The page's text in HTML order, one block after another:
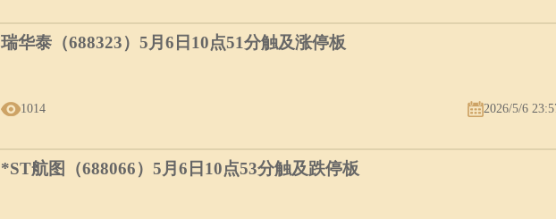
瑞华泰（688323）5月6日10点51分触及涨停板
1014 2026/5/6
*ST航图（688066）5月6日10点53分触及跌停板